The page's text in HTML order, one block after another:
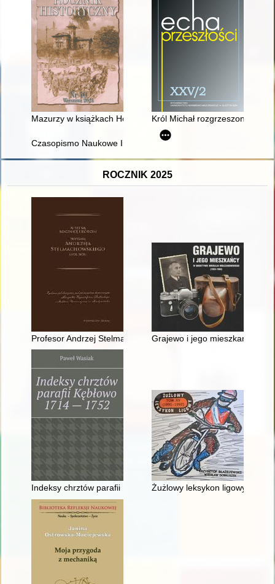
Mazurzy w książkach Henryka Syski = The Masurians in the
Król Michał rozgrzeszony? :
Czasopismo Naukowe Instytutu Studiów Kobiecych. 2024, [nr]
ROCZNIK 2025
Profesor Andrzej Stelmachowski : (biografia naukowa,
Grajewo i jego mieszkańcy w
Indeksy chrztów parafii Kębłowo 1714-1752Żużlowy leksykon ligowy. T. 15,